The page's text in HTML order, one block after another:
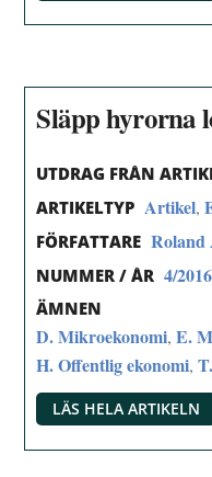
Släpp hyrorna
UTDRAG FRÅN
ARTIKELTYP Artikel,
FÖRFATTARE Roland
NUMMER / ÅR 4/
ÄMNEN
D. Mikroekonomi,E.
H. Offentlig ekonomi,
LÄS HELA ARTIKELN